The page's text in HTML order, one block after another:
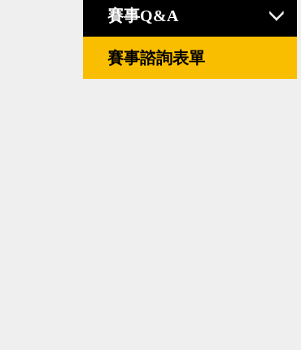
賽事Q&A
賽事諮詢表單